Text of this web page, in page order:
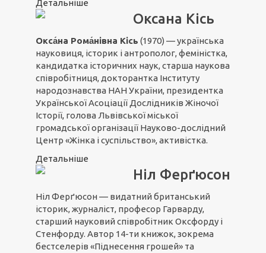
Детальніше
Оксана Кісь
Окса́на Рома́нівна Кісь (1970) — українська
науковиця, історик і антрополог, феміністка,
кандидатка історичних наук, старша наукова
співробітниця, докторантка Інституту
народознавства НАН України, президентка
Української Асоціації Дослідників Жіночої
Історії, голова Львівської міської
громадської організації Науково-дослідний
Центр «Жінка і суспільство», активістка.
Детальніше
Ніл Ферґюсон
Ніл Ферґюсон — видатний британський
історик, журналіст, професор Гарварду,
старший науковий співробітник Оксфорду і
Стенфорду. Автор 14-ти книжок, зокрема
бестселерів «Піднесення грошей» та